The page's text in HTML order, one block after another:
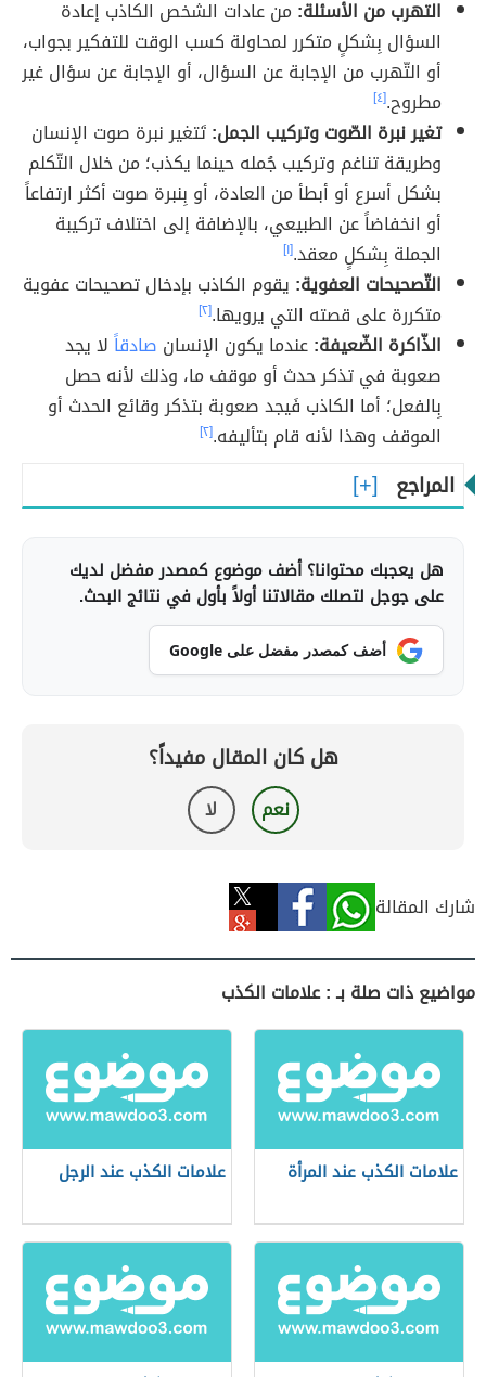
التهرب من الأسئلة: من عادات الشخص الكاذب إعادة
السؤال بِشكلٍ متكرر لمحاولة كسب الوقت للتفكير بجواب،
أو التّهرب من الإجابة عن السؤال، أو الإجابة عن سؤال غير
مطروح.[٤]
تغير نبرة الصّوت وتركيب الجمل:تَتغير نبرة صوت الإنسان
وطريقة تناغم وتركيب جُمله حينما يكذب؛ من خلال التّكلم
بشكل أسرع أو أبطأ من العادة، أو بِنبرة صوت أكثر ارتفاعاً
أو انخفاضاً عن الطبيعي، بالإضافة إلى اختلاف تركيبة
الجملة بِشكلٍ معقد.[١]
التّصحيحات العفوية: يقوم الكاذب بإدخال تصحيحات عفوية
متكررة على قصته التي يرويها.[٢]
الذّاكرة الضّعيفة:عندما يكون الإنسان صادقاًلا يجد
صعوبة في تذكر حدث أو موقف ما، وذلك لأنه حصل
بِالفعل؛ أما الكاذب فَيجد صعوبة بتذكر وقائع الحدث أو
الموقف وهذا لأنه قام بتأليفه.[٢]
المراجع
هل يعجبك محتوانا؟ أضف موضوع كمصدر مفضل لديك
على جوجل لتصلك مقالاتنا أولاً بأول في نتائج البحث.
أضف كمصدر مفضل على Google
هل كان المقال مفيداً؟
نعم لا
شارك المقالة
مواضيع ذات صلة بـ : علامات الكذب
علامات الكذب عند المرأة علامات الكذب عند الرجل